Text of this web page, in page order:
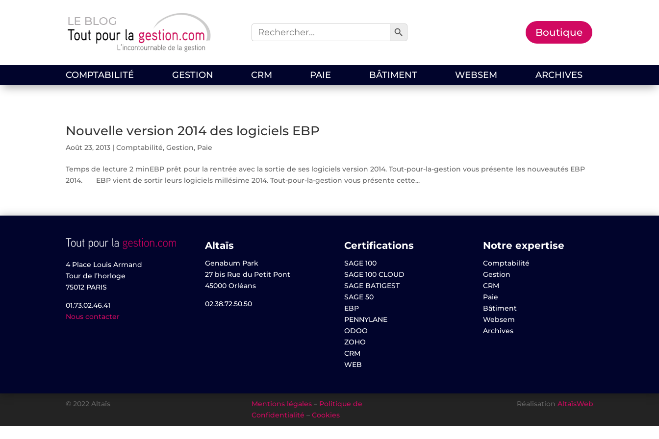
Search
for:
Search Button
Boutique
COMPTABILITÉ GESTION CRM PAIE BÂTIMENT WEBSEM ARCHIVES
Nouvelle version 2014 des logiciels EBP
Août 23, 2013 |Comptabilité,Gestion, Paie
Temps de lecture 2 minEBP prêt pour la rentrée avec la sortie de ses logiciels version 2014. Tout-pour-la-gestion vous présente les nouveautés EBP
2014. EBP vient de sortir leurs logiciels millésime 2014. Tout-pour-la-gestion vous présente cette...
4 Place Louis Armand
Tour de l’horloge
75012 PARIS
01.73.02.46.41
Nous contacter
Altaïs
Genabum Park
27 bis Rue du Petit Pont
45000 Orléans
02.38.72.50.50
Certifications
SAGE 100
SAGE 100 CLOUD
SAGE BATIGEST
SAGE 50
EBP
PENNYLANE
ODOO
ZOHO
CRM
WEB
Notre expertise
Comptabilité
Gestion
CRM
Paie
Bâtiment
Websem
Archives
© 2022 Altaïs Mentions légales– Politique de
Confidentialité – Cookies
Réalisation AltaïsWeb